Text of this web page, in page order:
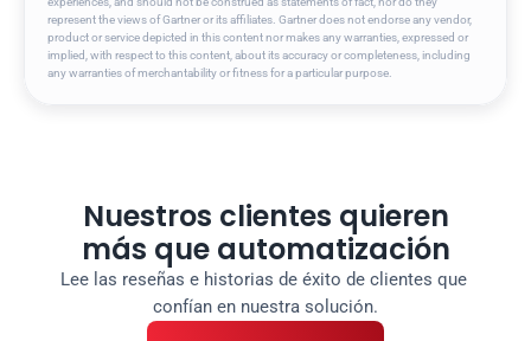
represent the views of Gartner or its affiliates. Gartner does not endorse any vendor,
product or service depicted in this content nor makes any warranties, expressed or
implied, with respect to this content, about its accuracy or completeness, including
any warranties of merchantability or fitness for a particular purpose.
Nuestros clientes quieren
más que automatización
Lee las reseñas e historias de éxito de clientes que
confían en nuestra solución.